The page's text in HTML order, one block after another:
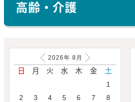
高齢・介護
2026年 8 月
日 月 火 水 木 金 土
1
2
3 4 5 6 7
8